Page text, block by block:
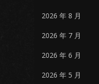
2026 年 8 月
2026 年 7 月
2026 年 6 月
2026 年 5 月